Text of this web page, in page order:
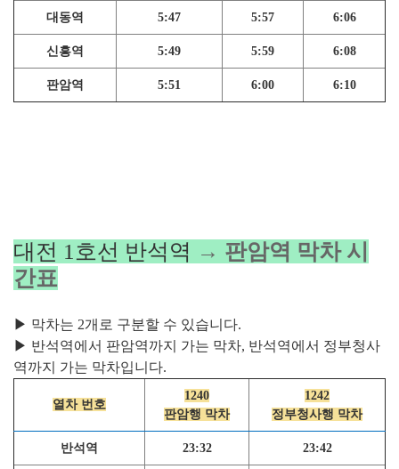
대동역 5:47 5:57 6:06
신흥역 5:49 5:59 6:08
판암역 5:51 6:00 6:10
대전 1호선 반석역 → 판암역 막차 시
간표
▶ 막차는 2개로 구분할 수 있습니다.
▶ 반석역에서 판암역까지 가는 막차, 반석역에서 정부청사
역까지 가는 막차입니다.
열차 번호
1240
판암행 막차
1242
정부청사행 막차
반석역 23:32 23:42